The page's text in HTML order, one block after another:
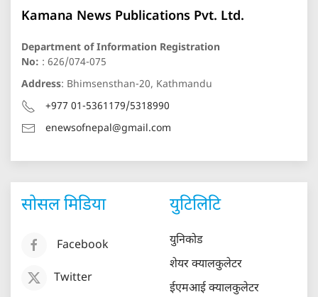
Kamana News Publications Pvt. Ltd.
Department of Information Registration
No: : 626/074-075
Address: Bhimsensthan-20, Kathmandu
+977 01-5361179/5318990
enewsofnepal@gmail.com
सोसल मिडिया
Facebook
Twitter
युटिलिटि
युनिकोड
शेयर क्यालकुलेटर
ईएमआई क्यालकुलेटर